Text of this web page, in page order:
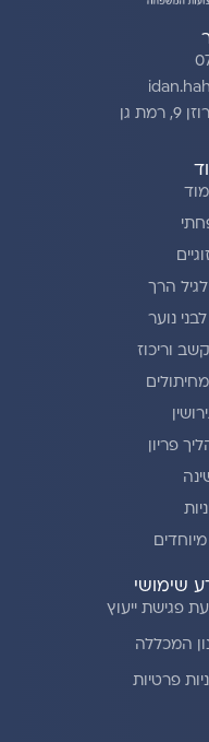
גן
הרך
נוער
וריכוז
פריון
שימושי
פגישת ייעוץ
המכללה
פרטיות